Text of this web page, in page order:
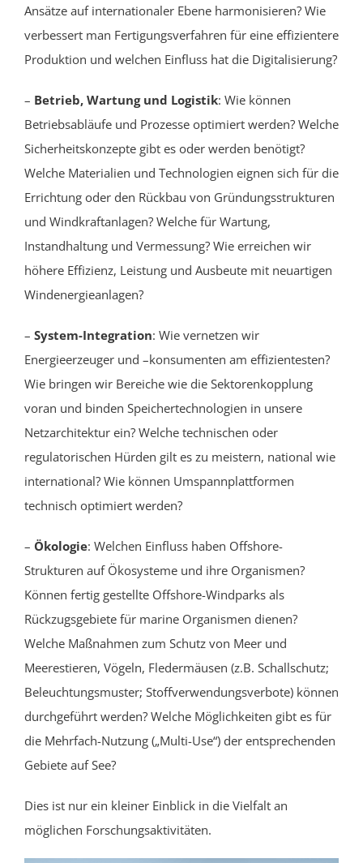
Ansätze auf internationaler Ebene harmonisieren? Wie
verbessert man Fertigungsverfahren für eine effizientere
Produktion und welchen Einfluss hat die Digitalisierung?
– Betrieb, Wartung und Logistik: Wie können
Betriebsabläufe und Prozesse optimiert werden? Welche
Sicherheitskonzepte gibt es oder werden benötigt?
Welche Materialien und Technologien eignen sich für die
Errichtung oder den Rückbau von Gründungsstrukturen
und Windkraftanlagen? Welche für Wartung,
Instandhaltung und Vermessung? Wie erreichen wir
höhere Effizienz, Leistung und Ausbeute mit neuartigen
Windenergieanlagen?
– System-Integration: Wie vernetzen wir
Energieerzeuger und –konsumenten am effizientesten?
Wie bringen wir Bereiche wie die Sektorenkopplung
voran und binden Speichertechnologien in unsere
Netzarchitektur ein? Welche technischen oder
regulatorischen Hürden gilt es zu meistern, national wie
international? Wie können Umspannplattformen
technisch optimiert werden?
– Ökologie: Welchen Einfluss haben Offshore-
Strukturen auf Ökosysteme und ihre Organismen?
Können fertig gestellte Offshore-Windparks als
Rückzugsgebiete für marine Organismen dienen?
Welche Maßnahmen zum Schutz von Meer und
Meerestieren, Vögeln, Fledermäusen (z.B. Schallschutz;
Beleuchtungsmuster; Stoffverwendungsverbote) können
durchgeführt werden? Welche Möglichkeiten gibt es für
die Mehrfach-Nutzung („Multi-Use“) der entsprechenden
Gebiete auf See?
Dies ist nur ein kleiner Einblick in die Vielfalt an
möglichen Forschungsaktivitäten.